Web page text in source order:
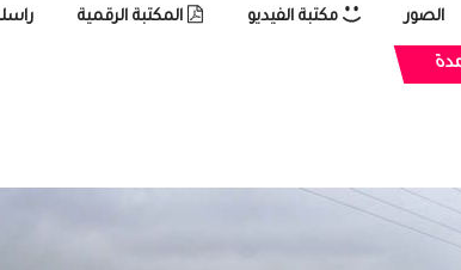
الصور مكتبة الفيديو المكتبة الرقمية